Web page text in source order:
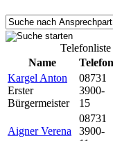
Name
Telefon
Kargel Anton
Erster
Bürgermeister
08731
3900-
15
Aigner Verena
08731
3900-